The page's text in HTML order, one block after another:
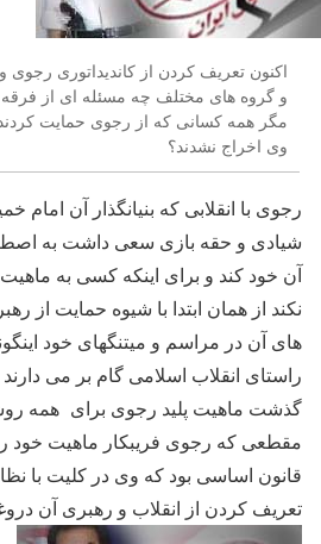
اکنون تعریف کردن از کاندیداتوری
و گروه های مختلف چه مسئله ای از
مگر همه کسانی که از رجوی حمایت
وی اخراج نشدند؟
رجوی با انقلابی که بنیانگذار آن امام
شیادی و حقه بازی سعی داشت به
آن خود کند و برای اینکه کسی به
نکند از همان ابتدا با شیوه حمایت از
های آن در مراسم و میتنگهای خود
راستای انقلاب اسلامی گام بر می
گذشت ماهیت پلید رجوی برای همه
مقطعی که رجوی فریبکار ماهیت خود
قانون اساسی بود که وی در کلیت با
تعریف کردن از انقلاب و رهبری آن